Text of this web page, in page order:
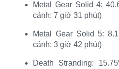
Metal Gear Solid 4:
cảnh: 7 giờ 31 phút)​
Metal Gear Solid 5:
cảnh: 3 giờ 42 phút)​
Death Stranding: